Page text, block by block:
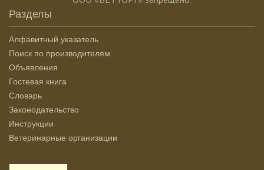
Разделы
Алфавитный указатель
Поиск по производителям
Объявления
Гостевая книга
Словарь
Законодательство
Инструкции
Ветеринарные организации